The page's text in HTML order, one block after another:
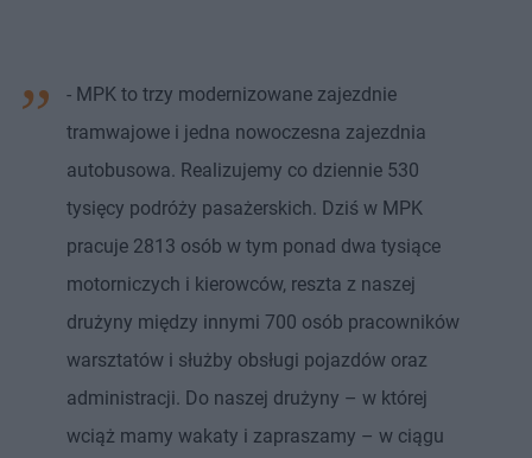
- MPK to trzy modernizowane zajezdnie
tramwajowe i jedna nowoczesna zajezdnia
autobusowa. Realizujemy co dziennie 530
tysięcy podróży pasażerskich. Dziś w MPK
pracuje 2813 osób w tym ponad dwa tysiące
motorniczych i kierowców, reszta z naszej
drużyny między innymi 700 osób pracowników
warsztatów i służby obsługi pojazdów oraz
administracji. Do naszej drużyny – w której
wciąż mamy wakaty i zapraszamy – w ciągu